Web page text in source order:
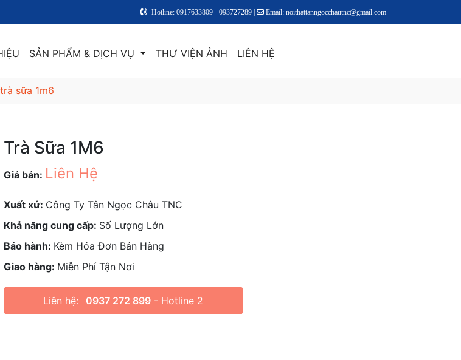
Hotline: 0917633809 - 093727289 | Email: noithattanngocchautnc@gmail.com
SẢN PHẨM & DỊCH VỤ THƯ VIỆN ẢNH LIÊN HỆ
trà sữa 1m6
Trà Sữa 1M6
Giá bán: Liên Hệ
Xuất xứ: Công Ty Tân Ngọc Châu TNC
Khả năng cung cấp: Số Lượng Lớn
Bảo hành: Kèm Hóa Đơn Bán Hàng
Giao hàng: Miễn Phí Tận Nơi
Liên hệ: 0937 272 899 - Hotline 2